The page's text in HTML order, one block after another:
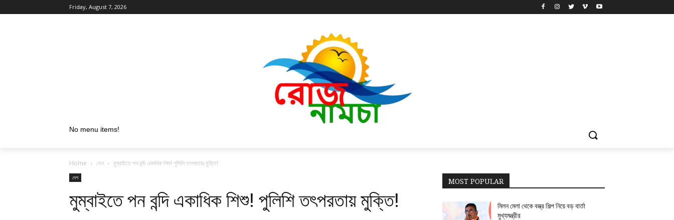
Friday, August 7, 2026
No menu items!
Home দেশ মুম্বাইতে পন বন্দি একাধিক শিশু! পুলিশি তৎপরতায় মুক্তি!
দেশ
মুম্বাইতে পন বন্দি একাধিক শিশু! পুলিশি তৎপরতায় মুক্তি!
MOST POPULAR
মিলন মেলা থেকে বস্ত্র শিল্প নিয়ে বড় বার্তা
মুখ্যমন্ত্রীর